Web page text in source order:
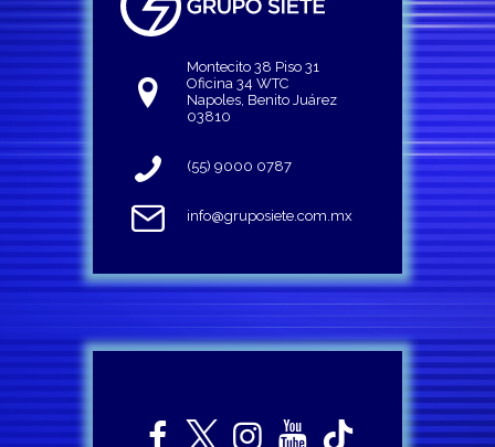
Montecito 38 Piso 31
Oficina 34 WTC
Napoles, Benito Juárez
03810
(55) 9000 0787
info@gruposiete.com.mx